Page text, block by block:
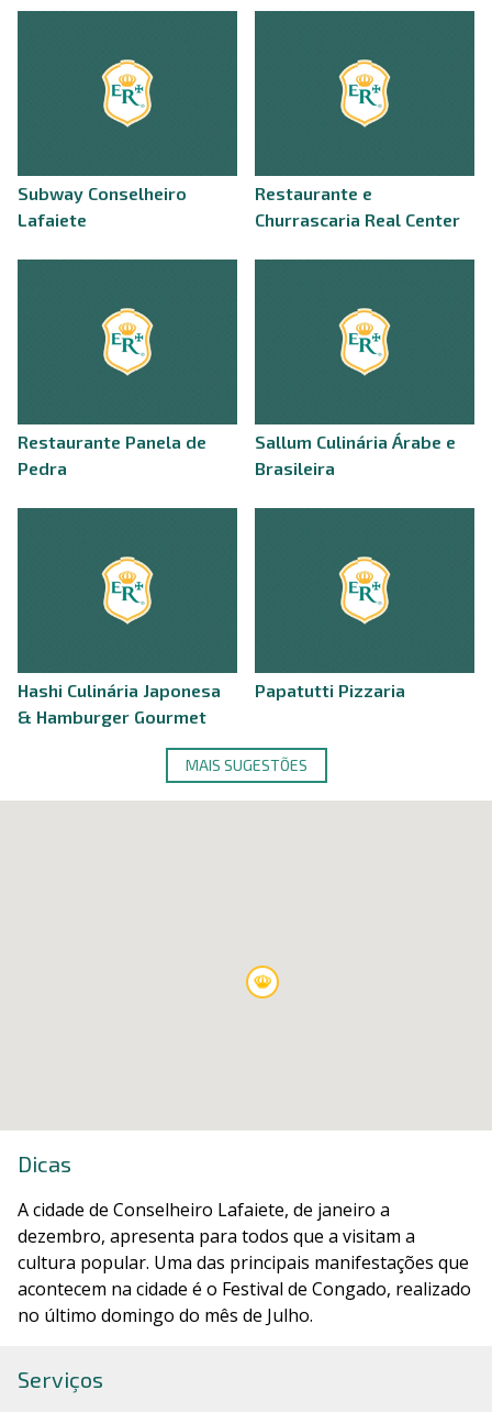
Subway Conselheiro
Lafaiete
Restaurante e
Churrascaria Real Center
Restaurante Panela de
Pedra
Sallum Culinária Árabe e
Brasileira
Hashi Culinária Japonesa
& Hamburger Gourmet
Papatutti Pizzaria
MAIS SUGESTÕES
Dicas
A cidade de Conselheiro Lafaiete, de janeiro a
dezembro, apresenta para todos que a visitam a
cultura popular. Uma das principais manifestações que
acontecem na cidade é o Festival de Congado, realizado
no último domingo do mês de Julho.
Serviços